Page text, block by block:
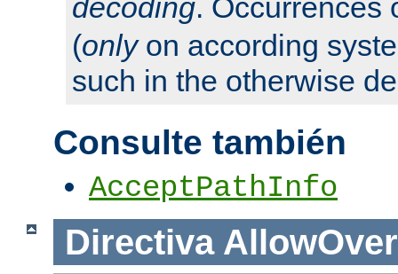
decoding. Occurrences
(onlyon according
such in the otherwise
Consulte también
AcceptPathInfo
Directiva